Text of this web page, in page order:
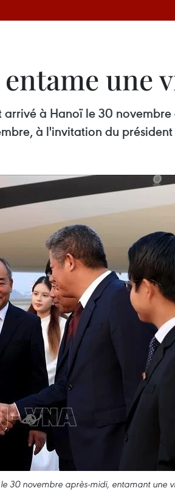
une
arrivé à Hanoï le 30
à l'invitation du
30 novembre après-midi, entamant une